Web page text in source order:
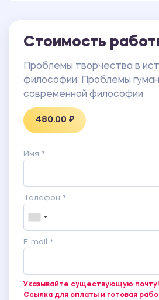
Стоимость
Проблемы творчества в
философии. Проблемы
современной философии
480.00 ₽
Имя *
Телефон *
E-mail *
Указывайте существующую почту!
Ссылка для оплаты и готовая